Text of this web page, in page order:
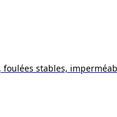
foulées stables,